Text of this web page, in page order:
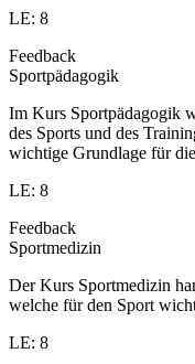
LE: 8
Feedback
Sportpädagogik
Im Kurs Sportpädagogik
des Sports und des
wichtige Grundlage für
LE: 8
Feedback
Sportmedizin
Der Kurs Sportmedizin
welche für den Sport
LE: 8